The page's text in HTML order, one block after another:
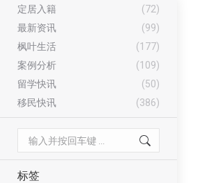
定居入籍
(72)
最新资讯
(99)
枫叶生活
(177)
案例分析
(109)
留学快讯
(50)
移民快讯
(386)
Search:
标签